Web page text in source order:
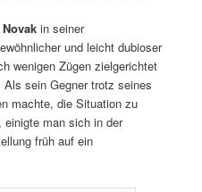
in seiner
und leicht dubioser
wenigen Zügen zielgerichtet
sein Gegner trotz seines
machte, die Situation zu
man sich in der
früh auf ein